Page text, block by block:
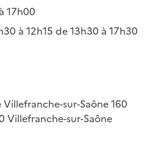
17h00
à 12h15 de 13h30 à 17h30
sur-Saône160
Villefranche-sur-Saône